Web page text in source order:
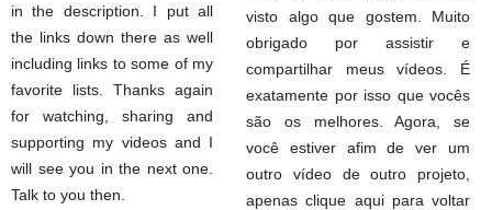
in the description. I put all
the links down there as well
including links to some of my
favorite lists. Thanks again
for watching, sharing and
supporting my videos and I
will see you in the next one.
Talk to you then.
visto algo que gostem. Muito
obrigado por assistir e
compartilhar meus vídeos. É
exatamente por isso que vocês
são os melhores. Agora, se
você estiver afim de ver um
outro vídeo de outro projeto,
apenas clique aqui para voltar